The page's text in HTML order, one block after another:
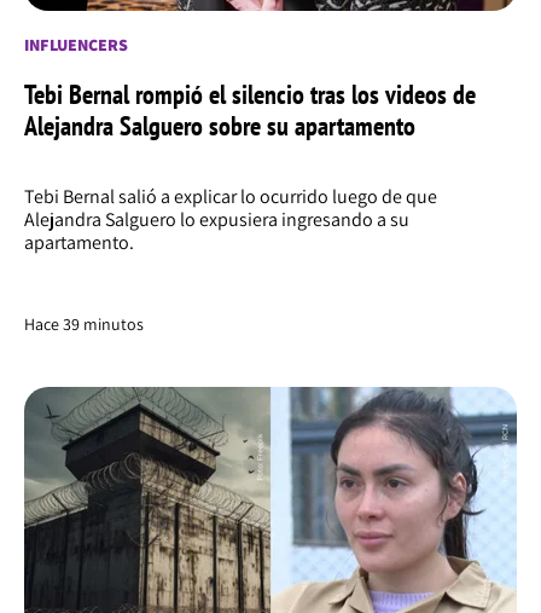
INFLUENCERS
Tebi Bernal rompió el silencio tras los videos de
Alejandra Salguero sobre su apartamento
Tebi Bernal salió a explicar lo ocurrido luego de que
Alejandra Salguero lo expusiera ingresando a su
apartamento.
Hace 39 minutos